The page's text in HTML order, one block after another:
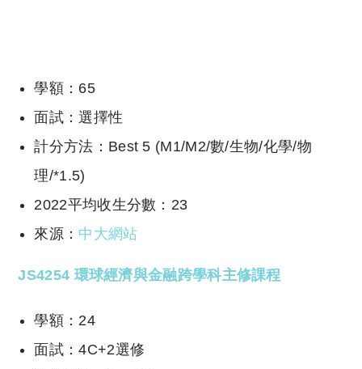
學額：65
面試：選擇性
計分方法：Best 5 (M1/M2/數/生物/化學/物
理/*1.5)
2022平均收生分數：23
來源： 中大網站
JS4254 環球經濟與金融跨學科主修課程
學額：24
面試：4C+2選修